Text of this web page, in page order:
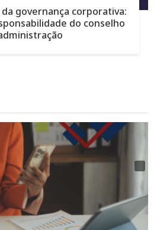
governança corporativa:
do conselho